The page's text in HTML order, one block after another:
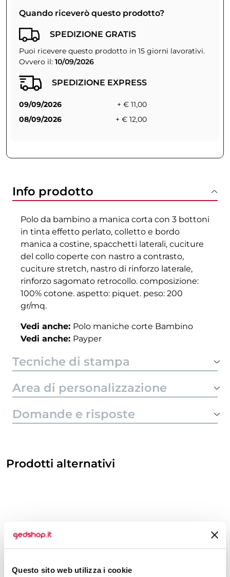
Questo sito web utilizza i cookie
Quando riceverò questo prodotto?
SPEDIZIONE GRATIS
Puoi ricevere questo prodotto in 15 giorni lavorativi.
Ovvero il: 10/09/2026
SPEDIZIONE EXPRESS
09/09/2026
+ € 11,00
08/09/2026
+ € 12,00
Info prodotto
Polo da bambino a manica corta con 3 bottoni
in tinta effetto perlato, colletto e bordo
manica a costine, spacchetti laterali, cuciture
del collo coperte con nastro a contrasto,
cuciture stretch, nastro di rinforzo laterale,
rinforzo sagomato retrocollo. composizione:
100% cotone. aspetto: piquet. peso: 200
gr/mq.
Vedi anche: Polo maniche corte Bambino
Vedi anche: Payper
Tecniche di stampa
Area di personalizzazione
Domande e risposte
Prodotti alternativi